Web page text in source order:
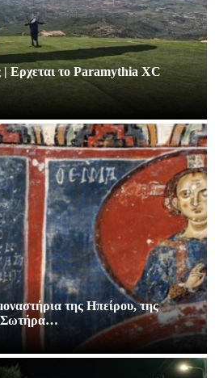
| Ερχεται το Paramythia XC
της Ηπείρου, της
Σωτήρα…